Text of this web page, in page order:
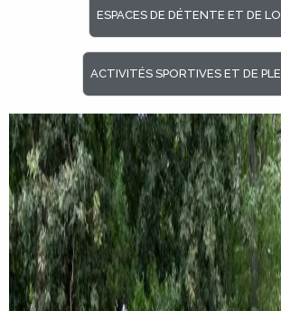
ESPACES DE DÉTENTE ET DE
ACTIVITÉS SPORTIVES ET DE